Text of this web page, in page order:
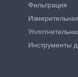
Фильтрация
Инструменты